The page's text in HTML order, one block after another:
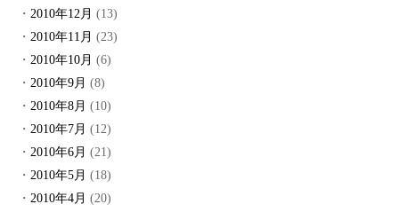
2010年12月 (13)
2010年11月 (23)
2010年10月 (6)
2010年9月 (8)
2010年8月 (10)
2010年7月 (12)
2010年6月 (21)
2010年5月 (18)
2010年4月 (20)